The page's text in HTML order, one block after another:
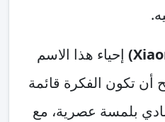
إحياء هذا الاسم
أن تكون الفكرة قائمة
بلمسة عصرية، مع